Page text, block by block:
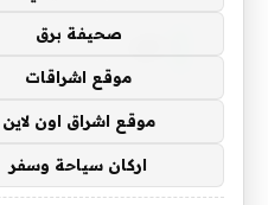
صحيفة برق
موقع اشراقات
موقع اشراق اون لاين
اركان سياحة وسفر